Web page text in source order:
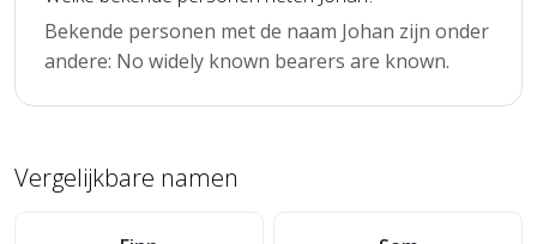
Bekende personen met de naam Johan zijn onder
andere: No widely known bearers are known.
Vergelijkbare namen